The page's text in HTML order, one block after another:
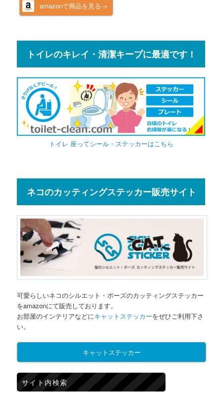
amazonで商品を見る→
トイレのキレイ・清潔キープに最適です！
トイレ 座ってシール・ステッカーはこちら
ネコのカッティングステッカー販売サイト
可愛らしいネコのシルエット・ポーズのカッティングステッカー
をamazonにて販売しております。
お部屋のインテリアなどにキャットステッカーをぜひご利用下さ
い。
キャットステッカー
サイト内検索